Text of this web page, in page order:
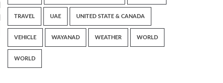
TRAVEL UAE UNITED STATE & CANADA
VEHICLE WAYANAD WEATHER WORLD
WORLD